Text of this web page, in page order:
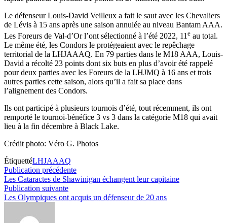
Le défenseur Louis-David Veilleux a fait le saut avec les Chevaliers
de Lévis à 15 ans après une saison annulée au niveau Bantam AAA.
Les Foreurs de Val-d’Or l’ont sélectionné à l’été 2022, 11 e au total.
Le même été, les Condors le protégeaient avec le repêchage
territorial de la LHJAAAQ. En 79 parties dans le M18 AAA, Louis-
David a récolté 23 points dont six buts en plus d’avoir été rappelé
pour deux parties avec les Foreurs de la LHJMQ à 16 ans et trois
autres parties cette saison, alors qu’il a fait sa place dans
l’alignement des Condors.
Ils ont participé à plusieurs tournois d’été, tout récemment, ils ont
remporté le tournoi-bénéfice 3 vs 3 dans la catégorie M18 qui avait
lieu à la fin décembre à Black Lake.
Crédit photo: Véro G. Photos
ÉtiquettéLHJAAAQ
Navigation
de
l’article
Publication précédentePublication
précédente :
Les Cataractes de Shawinigan échangent leur capitaine
Publication suivantePublication
suivante :
Les Olympiques ont acquis un défenseur de 20 ans